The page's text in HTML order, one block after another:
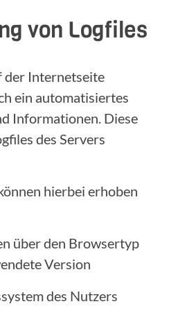
von Logfiles
der Internetseite
ein automatisiertes
Informationen. Diese
des Servers
hierbei erhoben
über den Browsertyp
Version
des Nutzers